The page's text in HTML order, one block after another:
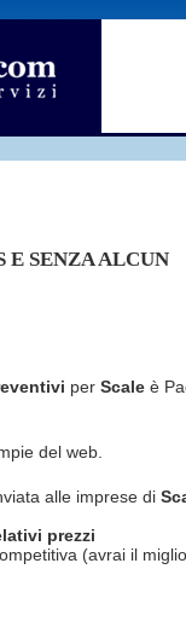
Idraulici
E SENZA ALCUN
per Scaleè
del web.
alle imprese di
prezzi
(avrai il